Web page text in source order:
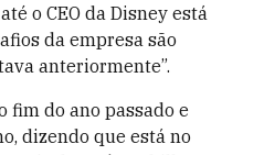
o CEO da Disney está
da empresa são
anteriormente”.
fim do ano passado e
dizendo que está no